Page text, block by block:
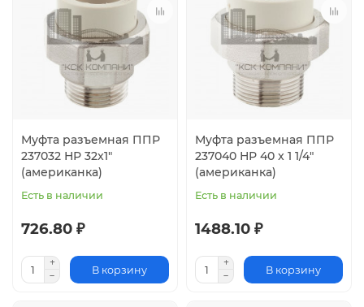
Муфта разъемная ППР
237032 НР 32x1"
(американка)
Есть в наличии
726.80 ₽
В корзину
Муфта разъемная ППР
237040 НР 40 x 1 1/4"
(американка)
Есть в наличии
1488.10 ₽
В корзину